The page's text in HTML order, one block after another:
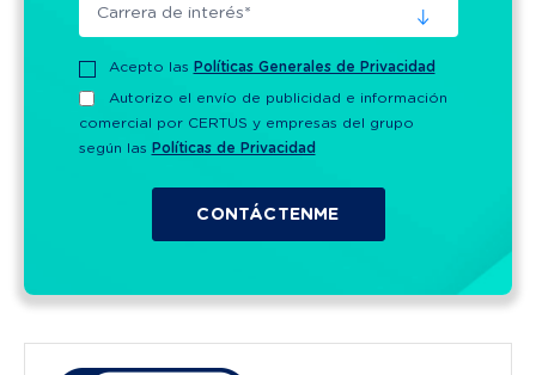
Acepto las Políticas Generales de Privacidad
Autorizo el envío de publicidad e información
comercial por CERTUS y empresas del grupo
según las Políticas de Privacidad